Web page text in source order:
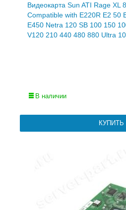
Видеокарта Sun ATI Rage XL
Compatible with E220R E2 50
E450 Netra 120 SB 100 150
V120 210 440 480 880 Ultra
В наличии